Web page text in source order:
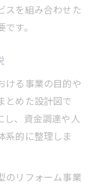
ランの工夫
ネスプラン策
の提案力
ネスプラン
ニング手法
る工夫点
スを組み合わせた
す。
ける事業の目的や
とめた設計図で
し、資金調達や人
系的に整理しま
のリフォーム事業